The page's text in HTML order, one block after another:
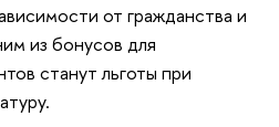
от гражданства и
из бонусов для
станут льготы при